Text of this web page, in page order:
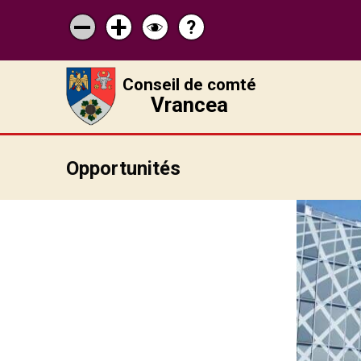
Micșorează
scrisul
Mărește
scrisul
Schimbă
contrastul
Pagina
de
ajutor
?
Conseil de comté
Vrancea
Opportunités